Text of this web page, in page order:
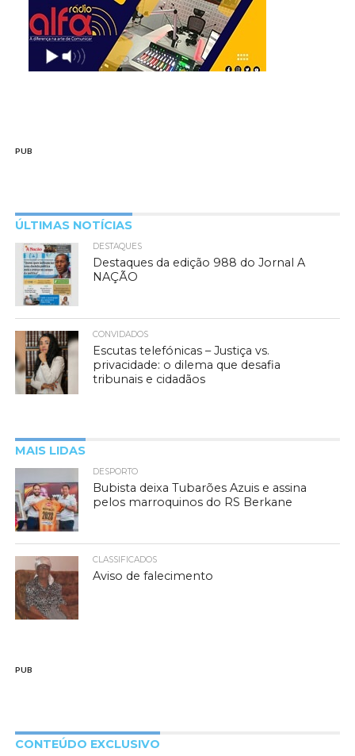
PUB
ÚLTIMAS NOTÍCIAS
DESTAQUES
Destaques da edição 988 do Jornal A
NAÇÃO
CONVIDADOS
Escutas telefónicas – Justiça vs.
privacidade: o dilema que desafia
tribunais e cidadãos
MAIS LIDAS
DESPORTO
Bubista deixa Tubarões Azuis e assina
pelos marroquinos do RS Berkane
CLASSIFICADOS
Aviso de falecimento
PUB
CONTEÚDO EXCLUSIVO